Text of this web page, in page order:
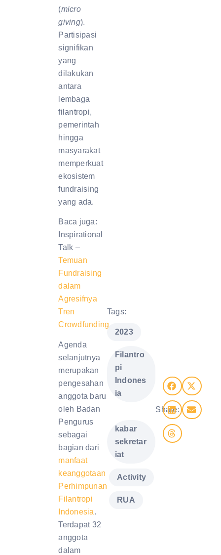
(micro
giving).
Partisipasi
signifikan
yang
dilakukan
antara
lembaga
filantropi,
pemerintah
hingga
masyarakat
memperkuat
ekosistem
fundraising
yang ada.
Baca juga:
Inspirational
Talk –
Temuan
Fundraising
dalam
Agresifnya
Tren
Crowdfunding
Agenda
selanjutnya
merupakan
pengesahan
anggota baru
oleh Badan
Pengurus
sebagai
bagian dari
manfaat
keanggotaan
Perhimpunan
Filantropi
Indonesia.
Terdapat 32
anggota
dalam
Tags:
2023
Filantro
pi
Indones
ia
kabar
sekretar
iat
Activity
RUA
Share: